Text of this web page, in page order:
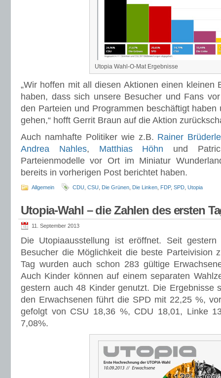
Utopia Wahl-O-Mat Ergebnisse
„Wir hoffen mit all diesen Aktionen einen kleinen
haben, dass sich unsere Besucher und Fans
den Parteien und Programmen beschäftigt
gehen,“ hofft Gerrit Braun auf die Aktion
Auch namhafte Politiker wie z.B. Rainer Brüderle
Andrea Nahles, Matthias Höhn und
Parteienmodelle vor Ort im Miniatur
bereits in vorherigen Post berichtet haben.
Allgemein CDU CSU Die Grünen Die Linken FDP, SPD Utopia
Utopia-Wahl – die Zahlen des ersten
11. September 2013
Die Utopiaausstellung ist eröffnet. Seit
Besucher die Möglichkeit die beste Parteivision
Tag wurden auch schon 283 gültige
Auch Kinder können auf einem separaten
gestern auch 48 Kinder genutzt. Die Ergebnisse
den Erwachsenen führt die SPD mit 22,25 %,
gefolgt von CSU 18,36 %, CDU 18,01, Linke
7,08%.